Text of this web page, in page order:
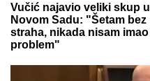
Vučić najavio veliki skup u
Novom Sadu: "Šetam bez
straha, nikada nisam imao
problem"